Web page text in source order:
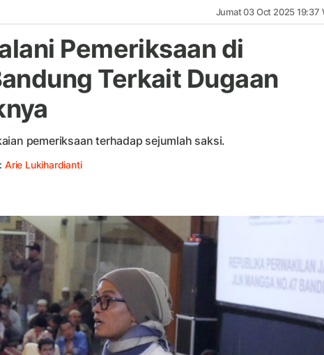
Jumat 03 Oct 2025 19:37
Pemeriksaan di
Terkait Dugaan
pemeriksaan terhadap sejumlah saksi.
Arie Lukihardianti